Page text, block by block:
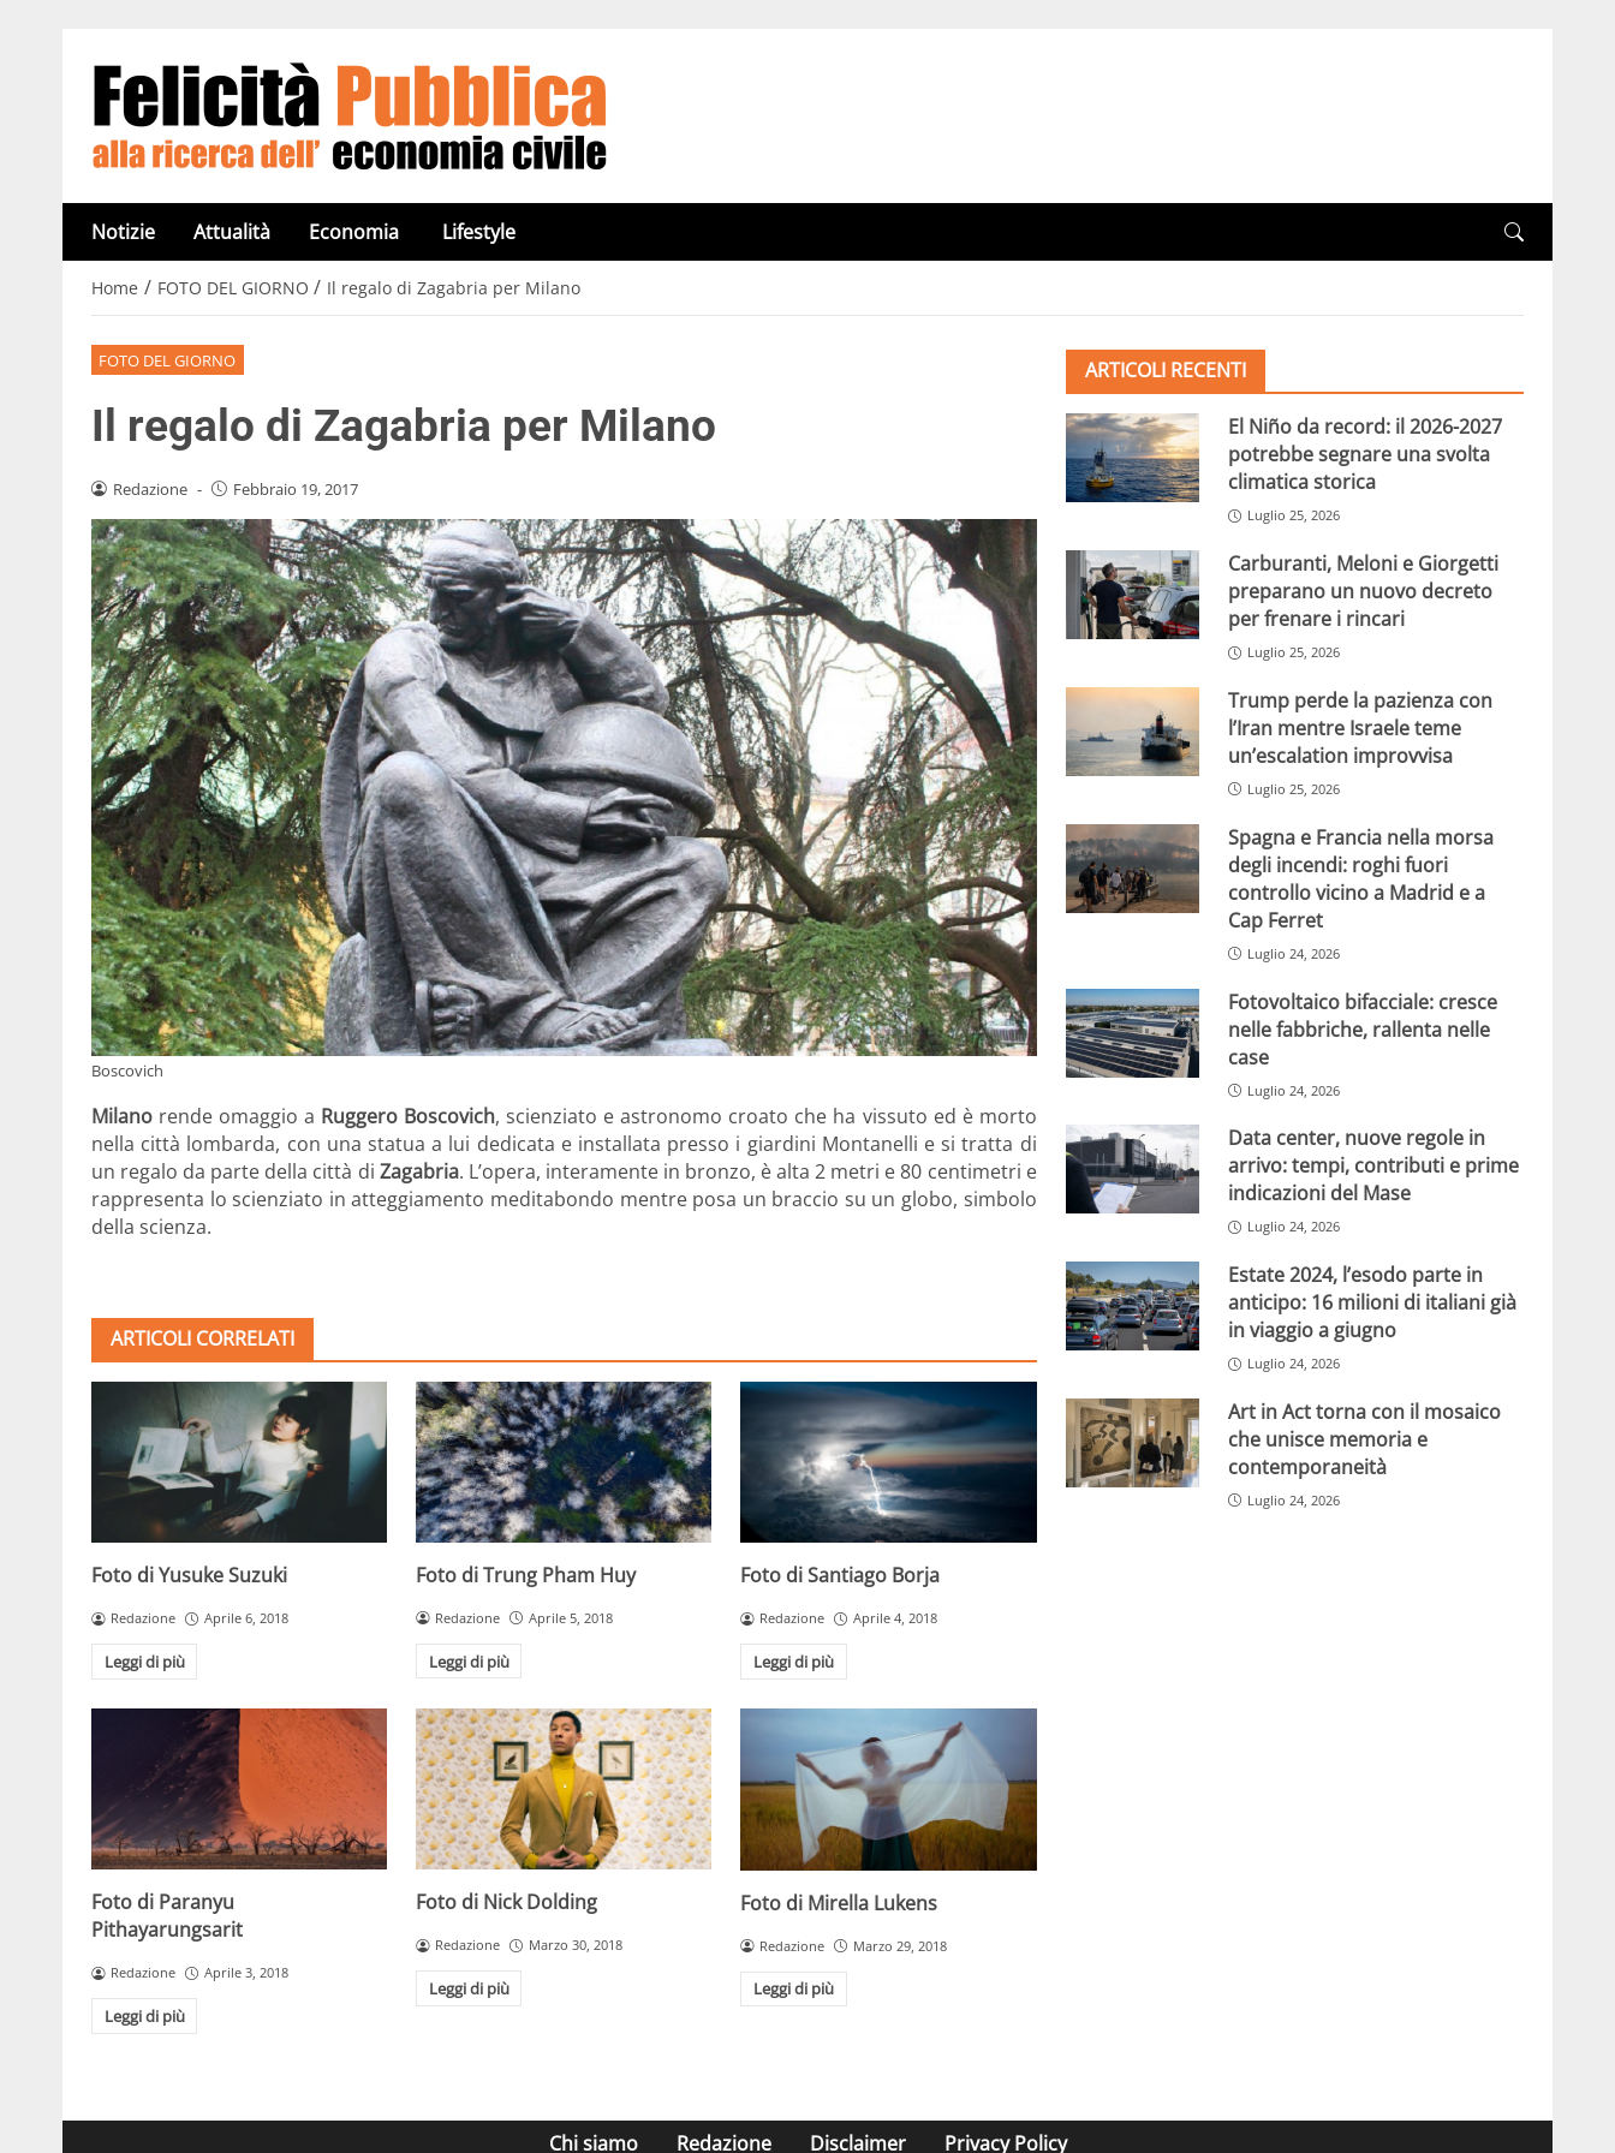
Notizie Attualità Economia Lifestyle
Home / FOTO DEL GIORNO / Il regalo di Zagabria per Milano
FOTO DEL GIORNO
Il regalo di Zagabria per Milano
Redazione - Febbraio 19, 2017
Boscovich
Milano rende omaggio a Ruggero Boscovich, scienziato e astronomo croato che ha vissuto ed è morto
nella città lombarda, con una statua a lui dedicata e installata presso i giardini Montanelli e si tratta di
un regalo da parte della città di Zagabria. L’opera, interamente in bronzo, è alta 2 metri e 80 centimetri e
rappresenta lo scienziato in atteggiamento meditabondo mentre posa un braccio su un globo, simbolo
della scienza.
ARTICOLI CORRELATI
Foto di Yusuke Suzuki
Redazione Aprile 6, 2018
Leggi di più
Foto di Trung Pham Huy
Redazione Aprile 5, 2018
Leggi di più
Foto di Santiago Borja
Redazione Aprile 4, 2018
Leggi di più
Foto di Paranyu
Pithayarungsarit
Redazione Aprile 3, 2018
Leggi di più
Foto di Nick Dolding
Redazione Marzo 30, 2018
Leggi di più
Foto di Mirella Lukens
Redazione Marzo 29, 2018
Leggi di più
ARTICOLI RECENTI
El Niño da record: il 2026-2027
potrebbe segnare una svolta
climatica storica
Luglio 25, 2026
Carburanti, Meloni e Giorgetti
preparano un nuovo decreto
per frenare i rincari
Luglio 25, 2026
Trump perde la pazienza con
l’Iran mentre Israele teme
un’escalation improvvisa
Luglio 25, 2026
Spagna e Francia nella morsa
degli incendi: roghi fuori
controllo vicino a Madrid e a
Cap Ferret
Luglio 24, 2026
Fotovoltaico bifacciale: cresce
nelle fabbriche, rallenta nelle
case
Luglio 24, 2026
Data center, nuove regole in
arrivo: tempi, contributi e prime
indicazioni del Mase
Luglio 24, 2026
Estate 2024, l’esodo parte in
anticipo: 16 milioni di italiani già
in viaggio a giugno
Luglio 24, 2026
Art in Act torna con il mosaico
che unisce memoria e
contemporaneità
Luglio 24, 2026
Chi siamo Redazione Disclaimer Privacy Policy